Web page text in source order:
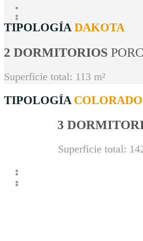
TIPOLOGÍA DAKOTA
2 DORMITORIOS
Superficie total: 113 m²
TIPOLOGÍA COLORADO
3
Superficie total: